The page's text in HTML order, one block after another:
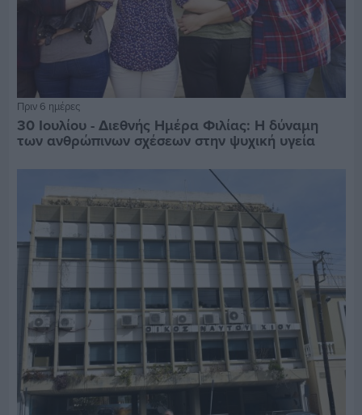
Πριν 6 ημέρες
30 Ιουλίου - Διεθνής Ημέρα Φιλίας: Η δύναμη
των ανθρώπινων σχέσεων στην ψυχική υγεία